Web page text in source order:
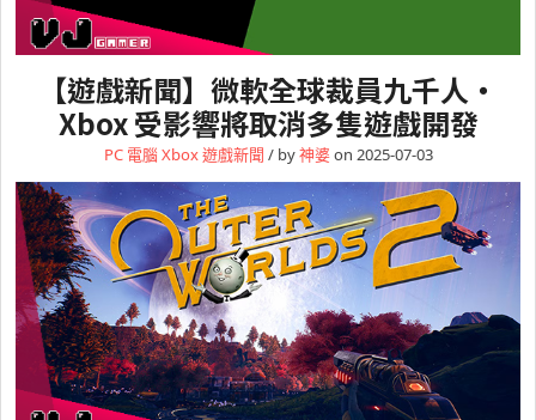
【遊戲新聞】微軟全球裁員九千人・
Xbox 受影響將取消多隻遊戲開發
PC 電腦Xbox遊戲新聞 / by神婆on 2025-07-03